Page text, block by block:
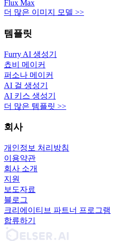
Flux Max
더 많은 이미지 모델 >>
템플릿
Furry AI 생성기
쵸비 메이커
퍼소나 메이커
AI 걸 생성기
AI 키스 생성기
더 많은 템플릿 >>
회사
개인정보 처리방침
이용약관
회사 소개
지원
보도자료
블로그
크리에이티브 파트너 프로그램
합류하기